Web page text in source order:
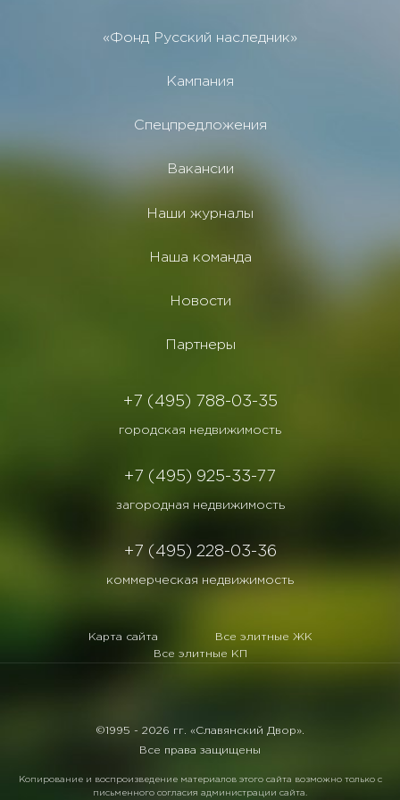
«Фонд Русский наследник»
Кампания
Спецпредложения
Вакансии
Наши журналы
Наша команда
Новости
Партнеры
+7 (495) 788-03-35
городская недвижимость
+7 (495) 925-33-77
загородная недвижимость
+7 (495) 228-03-36
коммерческая недвижимость
Карта сайта
Все элитные ЖК
Все элитные КП
©1995 - 2026 гг. «Славянский Двор».
Все права защищены
Копирование и воспроизведение материалов этого сайта возможно только с
письменного согласия администрации сайта.